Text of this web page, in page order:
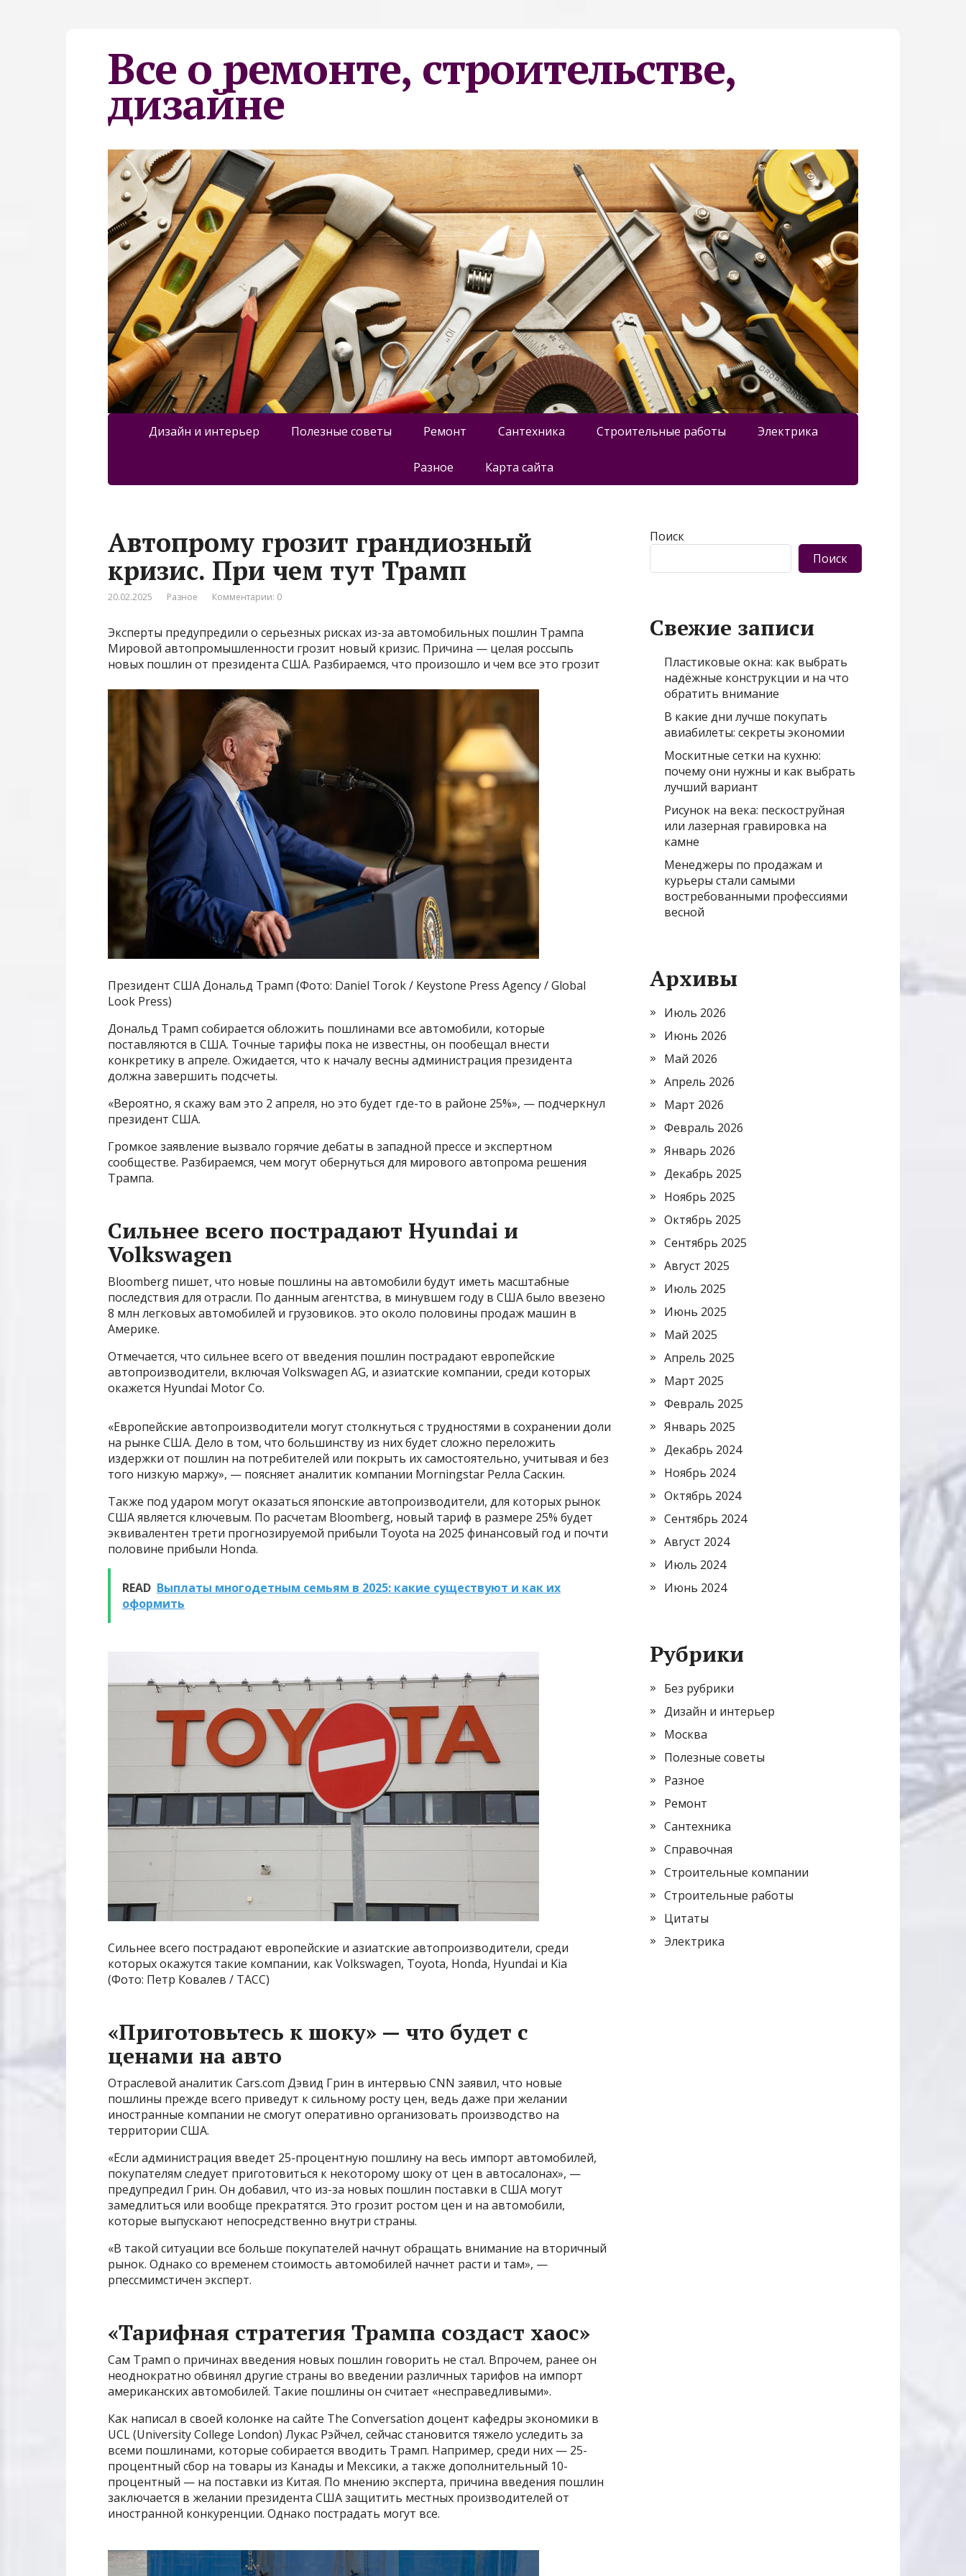
Все о ремонте, строительстве,
дизайне
Дизайн и интерьер Полезные советы Ремонт Сантехника Строительные работы Электрика
Разное Карта сайта
Автопрому грозит грандиозный
кризис. При чем тут Трамп
20.02.2025 Разное Комментарии: 0
Эксперты предупредили о серьезных рисках из-за автомобильных пошлин Трампа
Мировой автопромышленности грозит новый кризис. Причина — целая россыпь
новых пошлин от президента США. Разбираемся, что произошло и чем все это грозит
Президент США Дональд Трамп (Фото: Daniel Torok / Keystone Press Agency / Global
Look Press)
Дональд Трамп собирается обложить пошлинами все автомобили, которые
поставляются в США. Точные тарифы пока не известны, он пообещал внести
конкретику в апреле. Ожидается, что к началу весны администрация президента
должна завершить подсчеты.
«Вероятно, я скажу вам это 2 апреля, но это будет где-то в районе 25%», — подчеркнул
президент США.
Громкое заявление вызвало горячие дебаты в западной прессе и экспертном
сообществе. Разбираемся, чем могут обернуться для мирового автопрома решения
Трампа.
Сильнее всего пострадают Hyundai и
Volkswagen
Bloomberg пишет, что новые пошлины на автомобили будут иметь масштабные
последствия для отрасли. По данным агентства, в минувшем году в США было ввезено
8 млн легковых автомобилей и грузовиков. это около половины продаж машин в
Америке.
Отмечается, что сильнее всего от введения пошлин пострадают европейские
автопроизводители, включая Volkswagen AG, и азиатские компании, среди которых
окажется Hyundai Motor Co.
«Европейские автопроизводители могут столкнуться с трудностями в сохранении доли
на рынке США. Дело в том, что большинству из них будет сложно переложить
издержки от пошлин на потребителей или покрыть их самостоятельно, учитывая и без
того низкую маржу», — поясняет аналитик компании Morningstar Релла Саскин.
Также под ударом могут оказаться японские автопроизводители, для которых рынок
США является ключевым. По расчетам Bloomberg, новый тариф в размере 25% будет
эквивалентен трети прогнозируемой прибыли Toyota на 2025 финансовый год и почти
половине прибыли Honda.
READ Выплаты многодетным семьям в 2025: какие существуют и как их
оформить
Сильнее всего пострадают европейские и азиатские автопроизводители, среди
которых окажутся такие компании, как Volkswagen, Toyota, Honda, Hyundai и Kia
(Фото: Петр Ковалев / ТАСС)
«Приготовьтесь к шоку» — что будет с
ценами на авто
Отраслевой аналитик Cars.com Дэвид Грин в интервью CNN заявил, что новые
пошлины прежде всего приведут к сильному росту цен, ведь даже при желании
иностранные компании не смогут оперативно организовать производство на
территории США.
«Если администрация введет 25-процентную пошлину на весь импорт автомобилей,
покупателям следует приготовиться к некоторому шоку от цен в автосалонах», —
предупредил Грин. Он добавил, что из-за новых пошлин поставки в США могут
замедлиться или вообще прекратятся. Это грозит ростом цен и на автомобили,
которые выпускают непосредственно внутри страны.
«В такой ситуации все больше покупателей начнут обращать внимание на вторичный
рынок. Однако со временем стоимость автомобилей начнет расти и там», —
рпессмимстичен эксперт.
«Тарифная стратегия Трампа создаст хаос»
Сам Трамп о причинах введения новых пошлин говорить не стал. Впрочем, ранее он
неоднократно обвинял другие страны во введении различных тарифов на импорт
американских автомобилей. Такие пошлины он считает «несправедливыми».
Как написал в своей колонке на сайте The Conversation доцент кафедры экономики в
UCL (University College London) Лукас Рэйчел, сейчас становится тяжело уследить за
всеми пошлинами, которые собирается вводить Трамп. Например, среди них — 25-
процентный сбор на товары из Канады и Мексики, а также дополнительный 10-
процентный — на поставки из Китая. По мнению эксперта, причина введения пошлин
заключается в желании президента США защитить местных производителей от
иностранной конкуренции. Однако пострадать могут все.
Поиск
Поиск
Свежие записи
Пластиковые окна: как выбрать
надёжные конструкции и на что
обратить внимание
В какие дни лучше покупать
авиабилеты: секреты экономии
Москитные сетки на кухню:
почему они нужны и как выбрать
лучший вариант
Рисунок на века: пескоструйная
или лазерная гравировка на
камне
Менеджеры по продажам и
курьеры стали самыми
востребованными профессиями
весной
Архивы
Июль 2026
Июнь 2026
Май 2026
Апрель 2026
Март 2026
Февраль 2026
Январь 2026
Декабрь 2025
Ноябрь 2025
Октябрь 2025
Сентябрь 2025
Август 2025
Июль 2025
Июнь 2025
Май 2025
Апрель 2025
Март 2025
Февраль 2025
Январь 2025
Декабрь 2024
Ноябрь 2024
Октябрь 2024
Сентябрь 2024
Август 2024
Июль 2024
Июнь 2024
Рубрики
Без рубрики
Дизайн и интерьер
Москва
Полезные советы
Разное
Ремонт
Сантехника
Справочная
Строительные компании
Строительные работы
Цитаты
Электрика